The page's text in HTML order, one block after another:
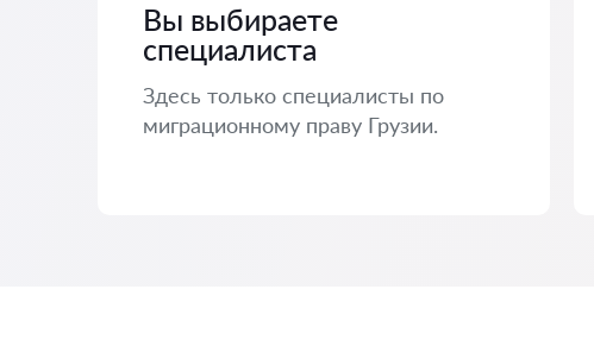
Вы выбираете
специалиста
Здесь только специалисты по
миграционному праву Грузии.